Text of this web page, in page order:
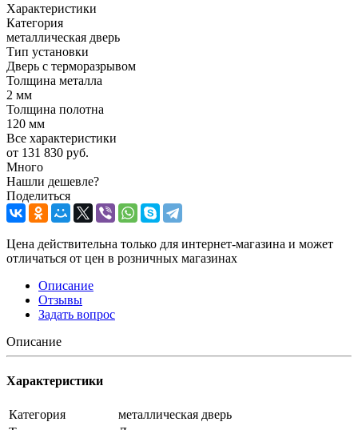
Характеристики
Категория
металлическая дверь
Тип установки
Дверь с терморазрывом
Толщина металла
2 мм
Толщина полотна
120 мм
Все характеристики
от 131 830 руб.
Много
Нашли дешевле?
Поделиться
Цена действительна только для интернет-магазина и может
отличаться от цен в розничных магазинах
Описание
Отзывы
Задать вопрос
Описание
Характеристики
Категория
металлическая дверь